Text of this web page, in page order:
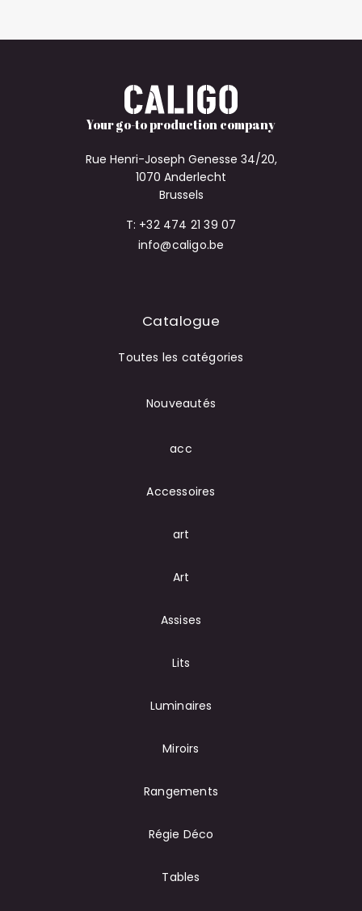
Your go-to production company
Rue Henri-Joseph Genesse 34/20,
1070 Anderlecht
Brussels
T: +32 474 21 39 07
info@caligo.be
Catalogue
Toutes les catégories
Nouveautés
acc
Accessoires
art
Art
Assises
Lits
Luminaires
Miroirs
Rangements
Régie Déco
Tables